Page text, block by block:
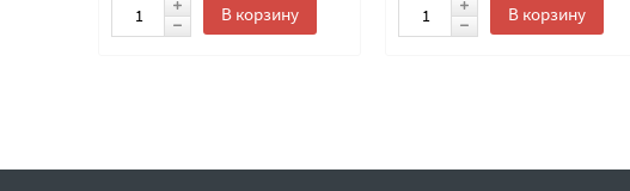
В корзину В корзину